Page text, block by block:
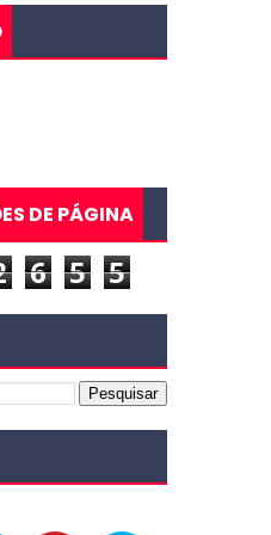
DE PÁGINA
6 5 5